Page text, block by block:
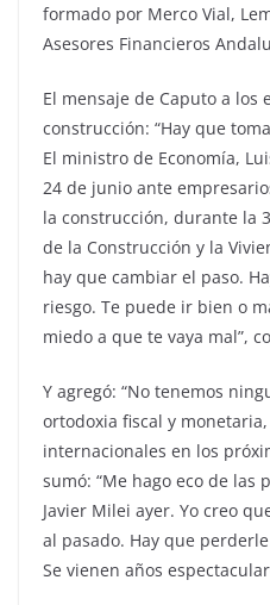
formado por Merco Vial,
Asesores Financieros
El mensaje de Caputo a los
construcción: “Hay que
El ministro de Economía,
24 de junio ante
la construcción, durante la
de la Construcción y la
hay que cambiar el paso.
riesgo. Te puede ir bien o
miedo a que te vaya mal”,
Y agregó: “No tenemos
ortodoxia fiscal y
internacionales en los
sumó: “Me hago eco de las
Javier Milei ayer. Yo creo
al pasado. Hay que
Se vienen años